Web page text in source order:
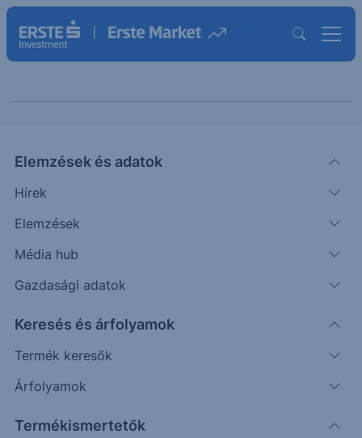
Elemzések és adatok
Hírek
Elemzések
Média hub
Gazdasági adatok
Keresés és árfolyamok
Termék keresők
Árfolyamok
Termékismertetők
Kategóriák szerint
Keresés